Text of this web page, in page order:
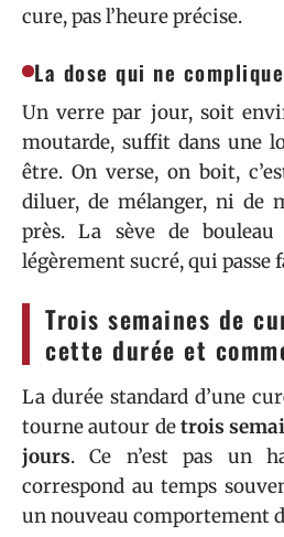
cure, pas l’heure précise.
La dose qui ne
Un verre par jour, soit
moutarde, suffit dans une
être. On verse, on boit,
diluer, de mélanger, ni de
près. La sève de
légèrement sucré, qui passe
Trois semaines de
cette durée et
La durée standard d’une
tourne autour detrois
jours. Ce n’est pas un
correspond au temps
un nouveau comportement